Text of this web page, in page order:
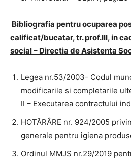
Bibliografia pentru ocuparea
calificat/bucatar, tr. prof.III, in
social – Directia de Asistenta
Legea nr.53/2003- Codul
modificarile si completarile
II – Executarea contractului
HOTĂRÂRE nr. 924/2005
generale pentru igiena
Ordinul MMJS nr.29/2019